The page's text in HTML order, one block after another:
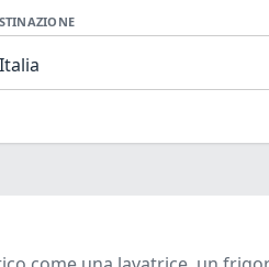
Italia